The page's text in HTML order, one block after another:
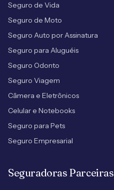
Seguro de Vida
Seguro de Moto
Seguro Auto por Assinatura
Seguro para Aluguéis
Seguro Odonto
Seguro Viagem
Câmera e Eletrônicos
Celular e Notebooks
Seguro para Pets
Seguro Empresarial
Seguradoras Parceiras